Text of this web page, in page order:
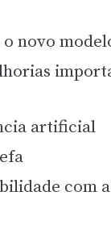
novo
artificial
com